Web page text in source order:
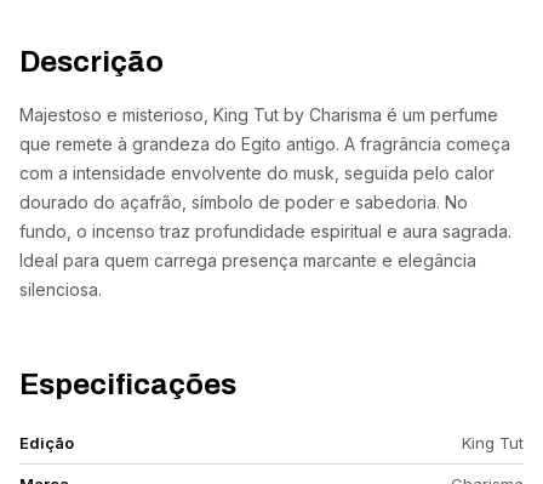
Descrição
Majestoso e misterioso, King Tut by Charisma é um perfume
que remete à grandeza do Egito antigo. A fragrância começa
com a intensidade envolvente do musk, seguida pelo calor
dourado do açafrão, símbolo de poder e sabedoria. No
fundo, o incenso traz profundidade espiritual e aura sagrada.
Ideal para quem carrega presença marcante e elegância
silenciosa.
Especificações
Edição King Tut